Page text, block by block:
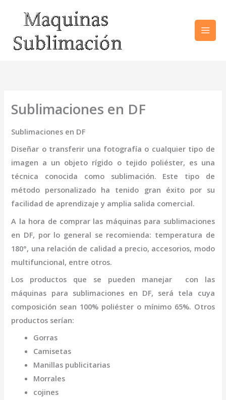
contenido
Sublimaciones en DF
Sublimaciones en DF
Diseñar o transferir una fotografía o cualquier tipo de
imagen a un objeto rígido o tejido poliéster, es una
técnica conocida como sublimación. Este tipo de
método personalizado ha tenido gran éxito por su
facilidad de aprendizaje y amplia salida comercial.
A la hora de comprar las máquinas para sublimaciones
en DF, por lo general se recomienda: temperatura de
180°, una relación de calidad a precio, accesorios, modo
multifuncional, entre otros.
Los productos que se pueden manejar con las
máquinas para sublimaciones en DF, será tela cuya
composición sean 100% poliéster o mínimo 65%. Otros
productos serían:
Gorras
Camisetas
Manillas publicitarias
Morrales
cojines